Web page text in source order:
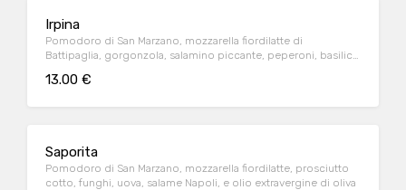
Irpina
Pomodoro di San Marzano, mozzarella fiordilatte di
Battipaglia, gorgonzola, salamino piccante, peperoni, basilico
13.00 €
Saporita
Pomodoro di San Marzano, mozzarella fiordilatte, prosciutto
cotto, funghi, uova, salame Napoli, e olio extravergine di oliva